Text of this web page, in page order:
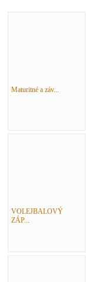
Maturitné a záv...
VOLEJBALOVÝ
ZÁP...